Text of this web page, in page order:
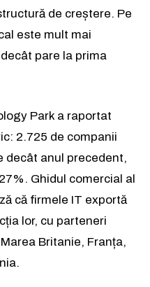
de creștere. Pe
este mult mai
pare la prima
Park a raportat
2.725 de companii
decât anul precedent,
Ghidul comercial al
că firmele IT exportă
lor, cu parteneri
Britanie, Franța,